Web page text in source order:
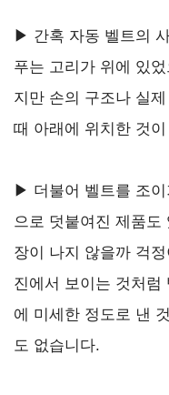
▶ 간혹 자동 벨트의
푸는 고리가 위에 있
지만 손의 구조나 실
때 아래에 위치한 것
▶ 더불어 벨트를 조
으로 덧붙여진 제품도
장이 나지 않을까 걱
진에서 보이는 것처럼
에 미세한 정도로 낸
도 없습니다.